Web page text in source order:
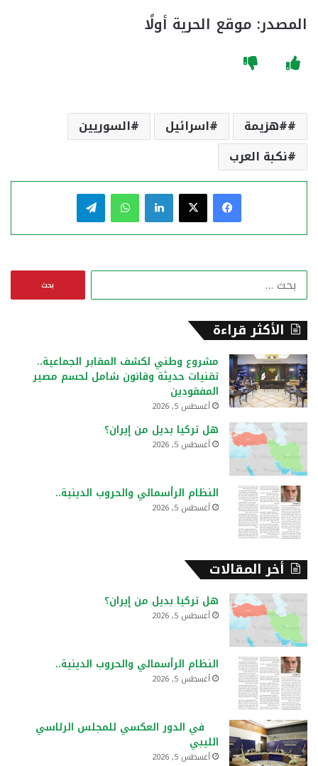
المصدر: موقع الحرية أولًا
#هزيمة اسرائيل
السوريين
نكبة العرب
فيسبوك لينكدإن واتساب
ن
الأكثر قراءة
مشروع وطني لكشف المقابر الجماعية..
تقنيات حديثة وقانون شامل لحسم مصير
المفقودين
أغسطس 5, 2026
هل تركيا بديل من إيران؟
أغسطس 5, 2026
النظام الرأسمالي والحروب الدينية..
أغسطس 5, 2026
أخر المقالات
هل تركيا بديل من إيران؟
أغسطس 5, 2026
النظام الرأسمالي والحروب الدينية..
أغسطس 5, 2026
في الدور العكسي للمجلس الرئاسي
الليبي
أغسطس 5, 2026